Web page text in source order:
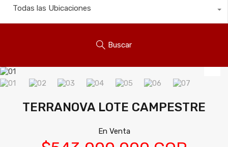
Todas las Ubicaciones
Buscar
TERRANOVA LOTE CAMPESTRE
En Venta